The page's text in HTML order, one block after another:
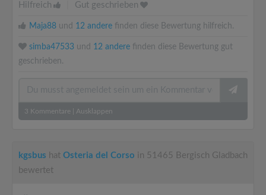
Hilfreich Gut geschrieben
Maja88 und 12 andere finden diese Bewertung hilfreich.
simba47533 und 12 andere finden diese Bewertung gut
geschrieben.
3 Kommentare Ausklappen
kgsbus hat Osteria del Corso in 51465 Bergisch Gladbach
bewertet